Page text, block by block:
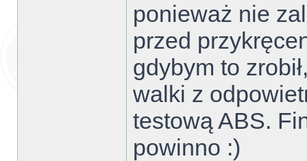
ponieważ nie
przed
gdybym to
walki z
testową ABS.
powinno :)